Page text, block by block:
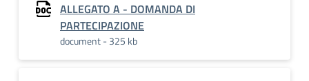
ALLEGATO A - DOMANDA DI
PARTECIPAZIONE
document - 325 kb